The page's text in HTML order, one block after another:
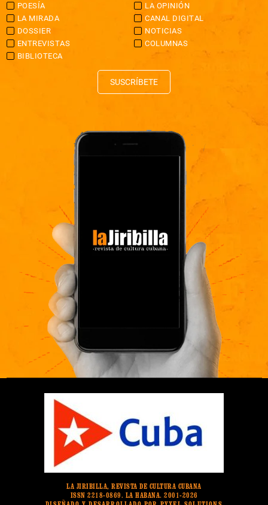
POESÍA
LA OPINIÓN
LA MIRADA
CANAL DIGITAL
DOSSIER
NOTICIAS
ENTREVISTAS
COLUMNAS
BIBLIOTECA
SUSCRÍBETE
LA JIRIBILLA, REVISTA DE CULTURA CUBANA
ISSN 2218-0869. LA HABANA. 2001-2026